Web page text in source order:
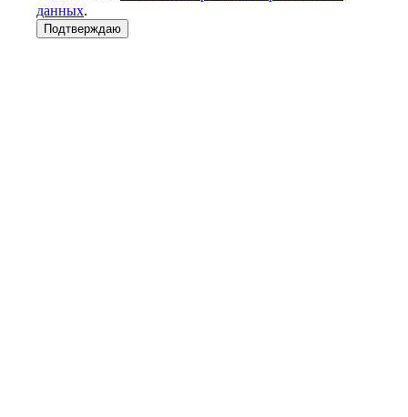
данных.
Подтверждаю